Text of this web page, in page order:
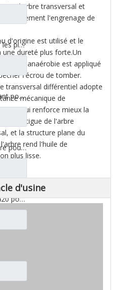
Douille engageante fixe pour les pièces de rechange 2SBF0050M0-8 de camion de Ford d'axe de Fuwa 470
Manchon engageant coulissant pour les pièces de rechange BF0047M0-4 de camion de Ford d'axe de Fuwa 330
Engrenage interaxial planétaire pour pièces d'essieu arrière Fuhua CF0040M0-8
Engrenage planétaire Fuwa 420 pour pièces de camion Fuwa CF0401M0-9
et l'arbre transversal et
efficacement l'engrenage de
d'origine est utilisé et le
une dureté plus forte.Un
filet anaérobie est appliqué
l'écrou de tomber.
transversal différentiel adopte
mécanique de
ce qui renforce mieux la
à la fatigue de l'arbre
et la structure plane du
rend l'huile de
plus lisse.
d'usine